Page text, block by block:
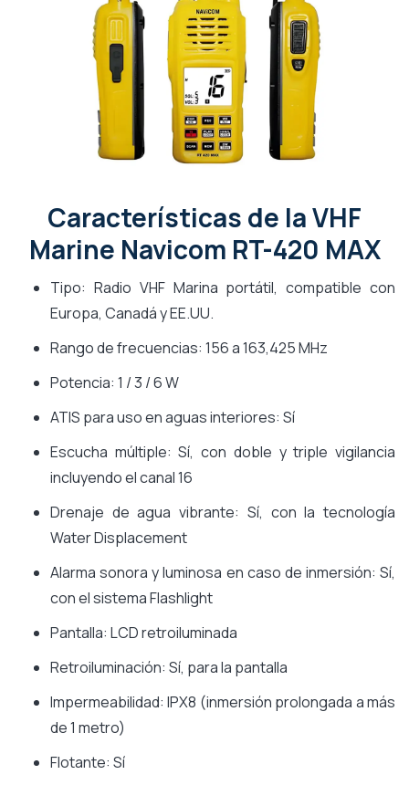
Características de la VHF
Marine Navicom RT-420 MAX
Tipo: Radio VHF Marina portátil, compatible con
Europa, Canadá y EE.UU.
Rango de frecuencias: 156 a 163,425 MHz
Potencia: 1 / 3 / 6 W
ATIS para uso en aguas interiores: Sí
Escucha múltiple: Sí, con doble y triple vigilancia
incluyendo el canal 16
Drenaje de agua vibrante: Sí, con la tecnología
Water Displacement
Alarma sonora y luminosa en caso de inmersión: Sí,
con el sistema Flashlight
Pantalla: LCD retroiluminada
Retroiluminación: Sí, para la pantalla
Impermeabilidad: IPX8 (inmersión prolongada a más
de 1 metro)
Flotante: Sí